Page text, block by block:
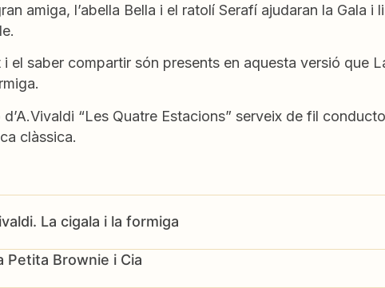
amiga, l’abella Bella i el ratolí Serafí ajudaran la Gala i
i el saber compartir són presents en aquesta versió que
“Les Quatre Estacions” serveix de fil
clàssica.
La cigala i la formiga
Petita Brownie i Cia